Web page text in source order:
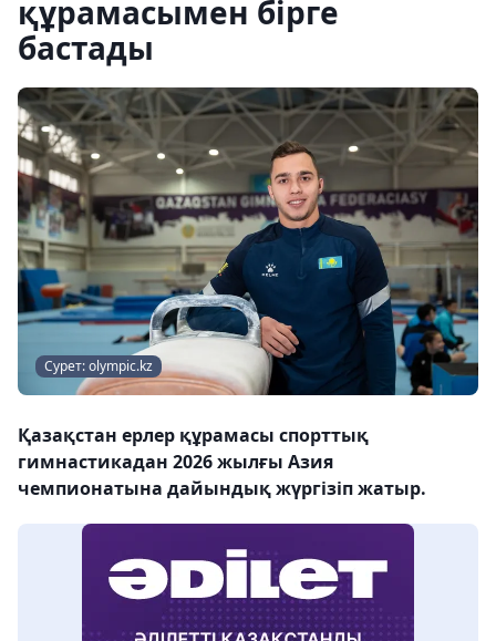
құрамасымен бірге
бастады
Сурет: olympic.kz
Қазақстан ерлер құрамасы спорттық
гимнастикадан 2026 жылғы Азия
чемпионатына дайындық жүргізіп жатыр.